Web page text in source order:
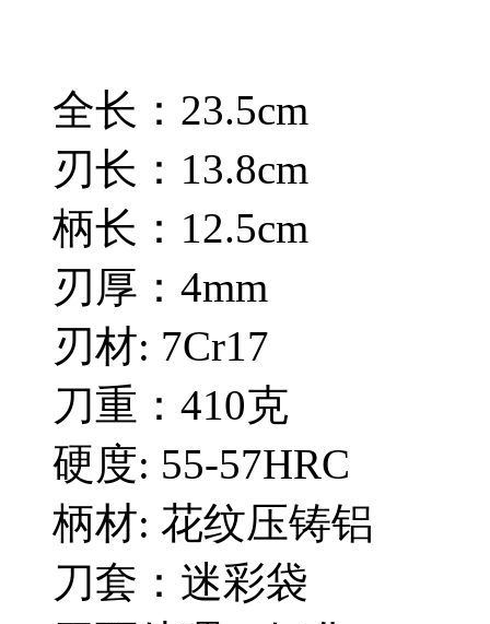
全长：23.5cm
刃长：13.8cm
柄长：12.5cm
刃厚：4mm
刃材: 7Cr17
刀重：410克
硬度: 55-57HRC
柄材: 花纹压铸铝
刀套：迷彩袋